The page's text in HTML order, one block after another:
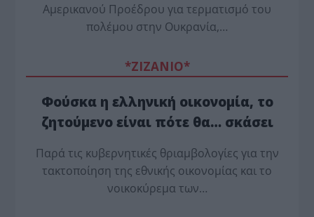
Αμερικανού Προέδρου για τερματισμό του
πολέμου στην Ουκρανία,…
*ZΙΖΑΝΙΟ*
Φούσκα η ελληνική οικονομία, το
ζητούμενο είναι πότε θα… σκάσει
Παρά τις κυβερνητικές θριαμβολογίες για την
τακτοποίηση της εθνικής οικονομίας και το
νοικοκύρεμα των…